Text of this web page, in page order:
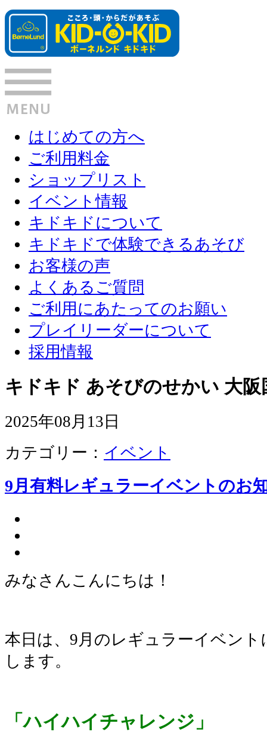
はじめての方へ
ご利用料金
ショップリスト
イベント情報
キドキドについて
キドキドで体験できるあそび
お客様の声
よくあるご質問
ご利用にあたってのお願い
プレイリーダーについて
採用情報
キドキド あそびのせかい 大
2025年08月13日
カテゴリー： イベント
9月有料レギュラーイベントのお
みなさんこんにちは！
本日は、9月のレギュラーイベン
します。
「ハイハイチャレンジ」